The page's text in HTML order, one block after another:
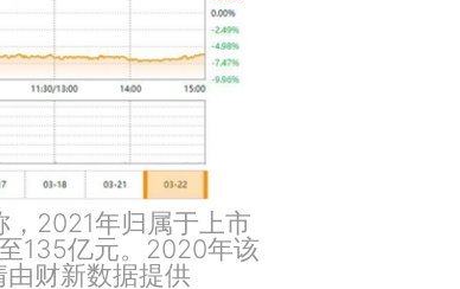
2021年归属于上市
135亿元。2020年该
财新数据提供